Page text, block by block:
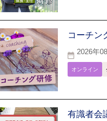
コーチン
2026年
オンライン
有識者会